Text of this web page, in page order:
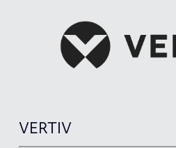
VERTIV